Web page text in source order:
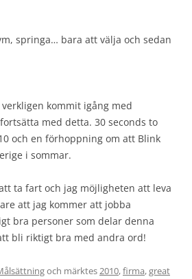
springa… bara att välja och sedan
kommit igång med
med detta. 30 seconds to
och en förhoppning om att Blink
i sommar.
ta fart och jag möjligheten att leva
att jag kommer att jobba
bra personer som delar denna
bli riktigt bra med andra ord!
och märktes2010,firma,great